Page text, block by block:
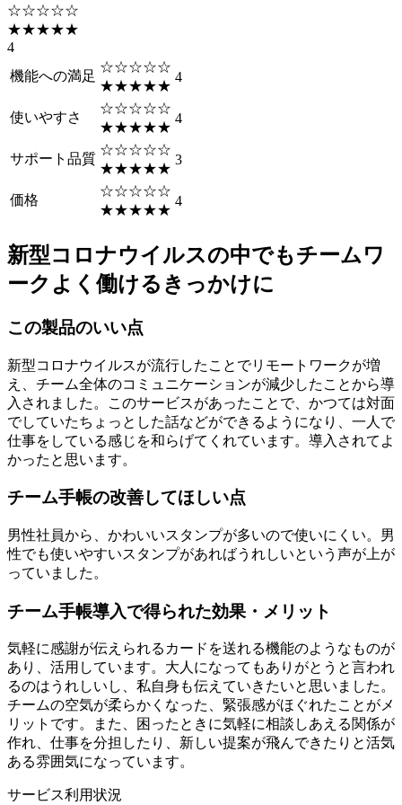
☆☆☆☆☆
★★★★★
4
機能への満足
☆☆☆☆☆
★★★★★
4
使いやすさ
☆☆☆☆☆
★★★★★
4
サポート品質
☆☆☆☆☆
★★★★★
3
価格
☆☆☆☆☆
★★★★★
4
新型コロナウイルスの中でもチームワ
ークよく働けるきっかけに
この製品のいい点
新型コロナウイルスが流行したことでリモートワークが増
え、チーム全体のコミュニケーションが減少したことから導
入されました。このサービスがあったことで、かつては対面
でしていたちょっとした話などができるようになり、一人で
仕事をしている感じを和らげてくれています。導入されてよ
かったと思います。
チーム手帳の改善してほしい点
男性社員から、かわいいスタンプが多いので使いにくい。男
性でも使いやすいスタンプがあればうれしいという声が上が
っていました。
チーム手帳導入で得られた効果・メリット
気軽に感謝が伝えられるカードを送れる機能のようなものが
あり、活用しています。大人になってもありがとうと言われ
るのはうれしいし、私自身も伝えていきたいと思いました。
チームの空気が柔らかくなった、緊張感がほぐれたことがメ
リットです。また、困ったときに気軽に相談しあえる関係が
作れ、仕事を分担したり、新しい提案が飛んできたりと活気
ある雰囲気になっています。
サービス利用状況